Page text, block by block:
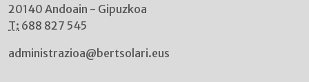
20140 Andoain - Gipuzkoa
T: 688 827 545
administrazioa@bertsolari.eus